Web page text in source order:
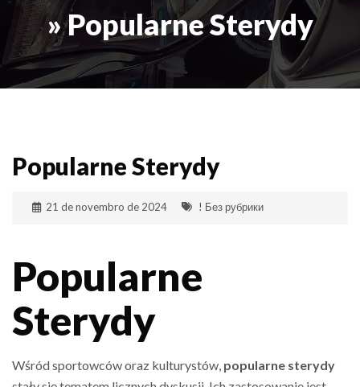
» Popularne Sterydy
Popularne Sterydy
21 de novembro de 2024 ! Без рубрики
Popularne
Sterydy
Wśród sportowców oraz kulturystów, popularne sterydy